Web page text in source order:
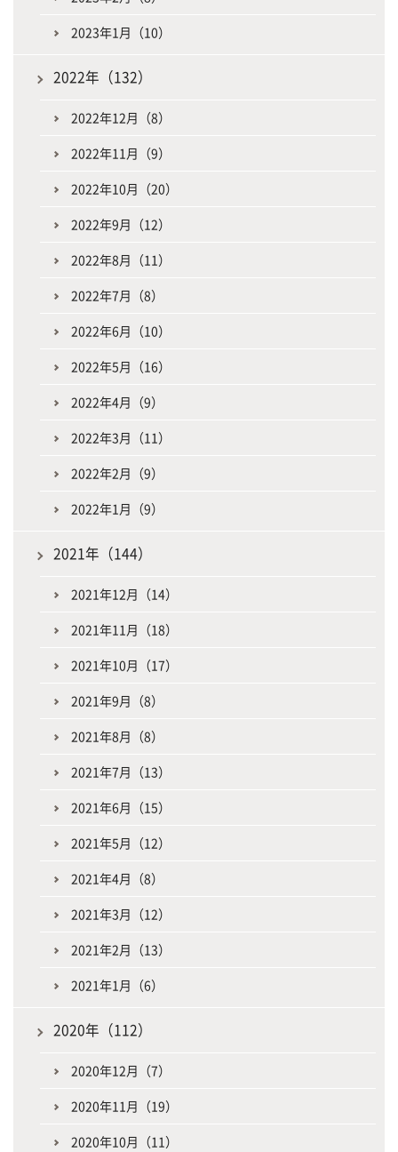
2023年1月（10）
2022年（132）
2022年12月（8）
2022年11月（9）
2022年10月（20）
2022年9月（12）
2022年8月（11）
2022年7月（8）
2022年6月（10）
2022年5月（16）
2022年4月（9）
2022年3月（11）
2022年2月（9）
2022年1月（9）
2021年（144）
2021年12月（14）
2021年11月（18）
2021年10月（17）
2021年9月（8）
2021年8月（8）
2021年7月（13）
2021年6月（15）
2021年5月（12）
2021年4月（8）
2021年3月（12）
2021年2月（13）
2021年1月（6）
2020年（112）
2020年12月（7）
2020年11月（19）
2020年10月（11）